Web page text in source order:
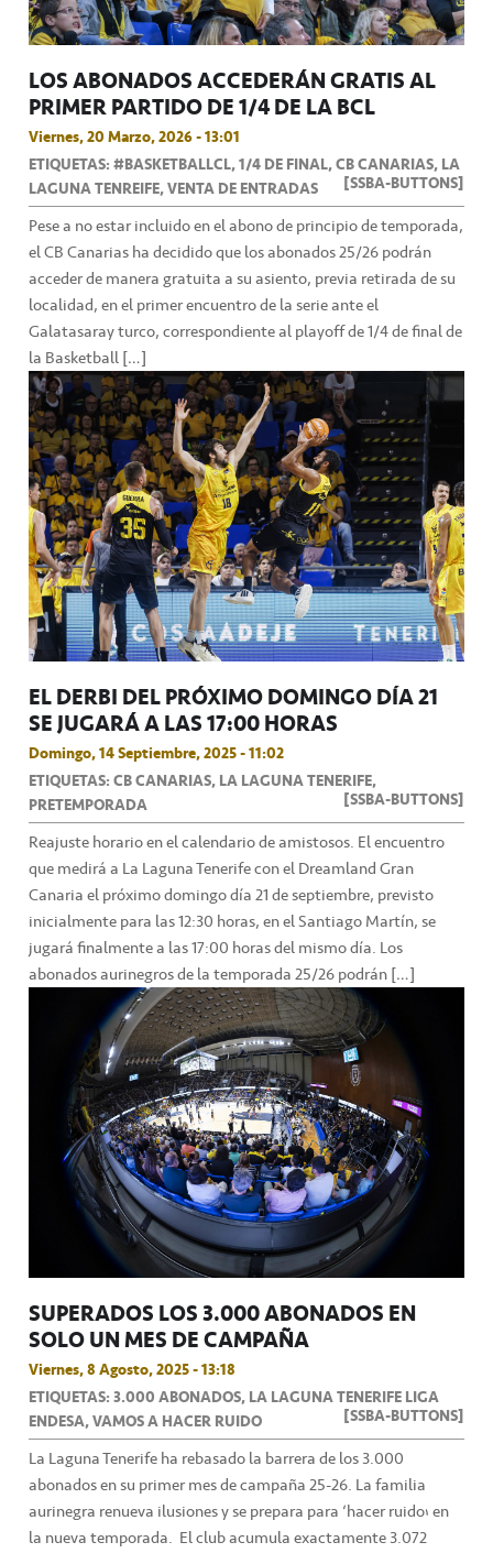
LOS ABONADOS ACCEDERÁN GRATIS AL
PRIMER PARTIDO DE 1/4 DE LA BCL
Viernes, 20 Marzo, 2026 - 13:01
ETIQUETAS: #BASKETBALLCL, 1/4 DE FINAL, CB CANARIAS, LA
LAGUNA TENREIFE, VENTA DE ENTRADAS
[SSBA-BUTTONS]
Pese a no estar incluido en el abono de principio de temporada,
el CB Canarias ha decidido que los abonados 25/26 podrán
acceder de manera gratuita a su asiento, previa retirada de su
localidad, en el primer encuentro de la serie ante el
Galatasaray turco, correspondiente al playoff de 1/4 de final de
la Basketball […]
EL DERBI DEL PRÓXIMO DOMINGO DÍA 21
SE JUGARÁ A LAS 17:00 HORAS
Domingo, 14 Septiembre, 2025 - 11:02
ETIQUETAS: CB CANARIAS, LA LAGUNA TENERIFE,
PRETEMPORADA
[SSBA-BUTTONS]
Reajuste horario en el calendario de amistosos. El encuentro
que medirá a La Laguna Tenerife con el Dreamland Gran
Canaria el próximo domingo día 21 de septiembre, previsto
inicialmente para las 12:30 horas, en el Santiago Martín, se
jugará finalmente a las 17:00 horas del mismo día. Los
abonados aurinegros de la temporada 25/26 podrán […]
SUPERADOS LOS 3.000 ABONADOS EN
SOLO UN MES DE CAMPAÑA
Viernes, 8 Agosto, 2025 - 13:18
ETIQUETAS: 3.000 ABONADOS, LA LAGUNA TENERIFE LIGA
ENDESA, VAMOS A HACER RUIDO
[SSBA-BUTTONS]
La Laguna Tenerife ha rebasado la barrera de los 3.000
abonados en su primer mes de campaña 25-26. La familia
aurinegra renueva ilusiones y se prepara para ‘hacer ruido’ en
la nueva temporada. El club acumula exactamente 3.072